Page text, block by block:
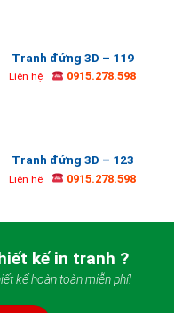
Tranh đứng 3D – 119
Liên hệ 0915.278.598
Tranh đứng 3D – 123
Liên hệ 0915.278.598
kế in tranh ?
kế hoàn toàn miễn phí!